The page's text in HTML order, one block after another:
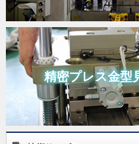
精密プレス金型